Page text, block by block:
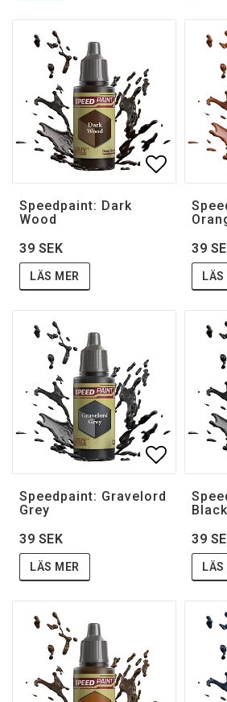
Lägg
Speedpaint: Dark
Wood
39 SEK
LÄS MER
39
LÄS
Lägg till
Speedpaint: Gravelord
Grey
39 SEK
LÄS MER
Black
39
LÄS